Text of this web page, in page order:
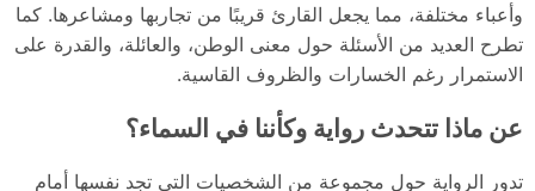
وأعباء مختلفة، مما يجعل القارئ قريبًا من تجاربها ومشاعرها. كما
تطرح العديد من الأسئلة حول معنى الوطن، والعائلة، والقدرة على
الاستمرار رغم الخسارات والظروف القاسية.
عن ماذا تتحدث رواية وكأننا في السماء؟
تدور الرواية حول مجموعة من الشخصيات التي تجد نفسها أمام